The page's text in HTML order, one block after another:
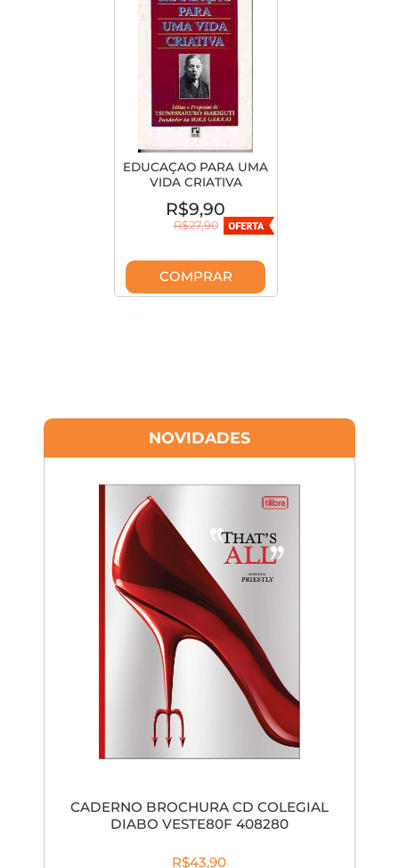
EDUCAÇAO PARA UMA
VIDA CRIATIVA
R$9,90
R$27,90
COMPRAR
NOVIDADES
CADERNO BROCHURA CD COLEGIAL
DIABO VESTE80F 408280
R$43,90